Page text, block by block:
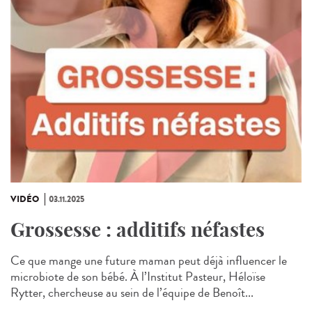
VIDÉO 03.11.2025
Grossesse : additifs néfastes
Ce que mange une future maman peut déjà influencer le
microbiote de son bébé. À l’Institut Pasteur, Héloïse
Rytter, chercheuse au sein de l’équipe de Benoît...